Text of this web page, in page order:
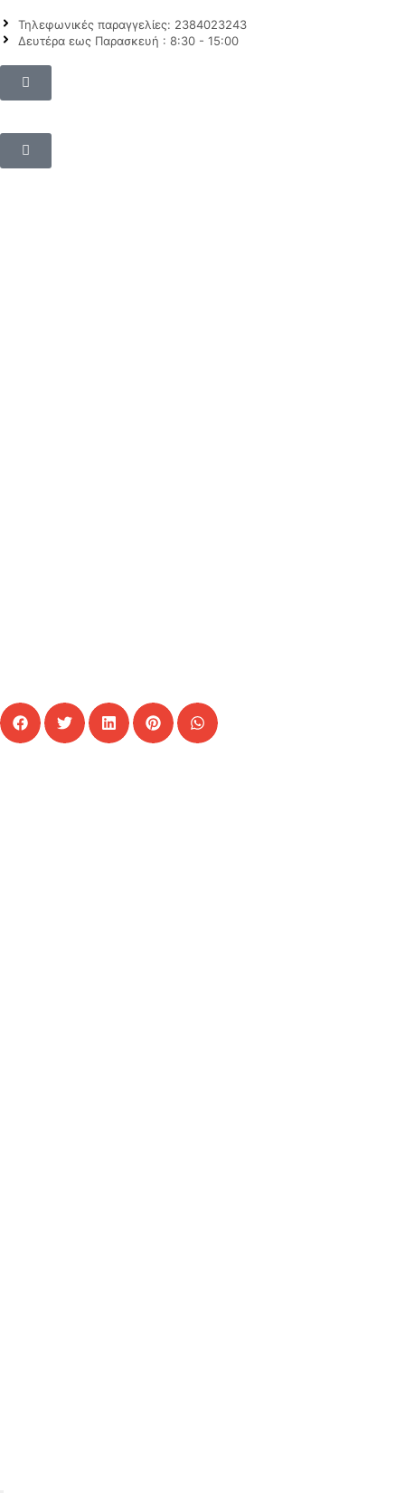
Τηλεφωνικές παραγγελίες: 2384023243
Δευτέρα εως Παρασκευή : 8:30 - 15:00